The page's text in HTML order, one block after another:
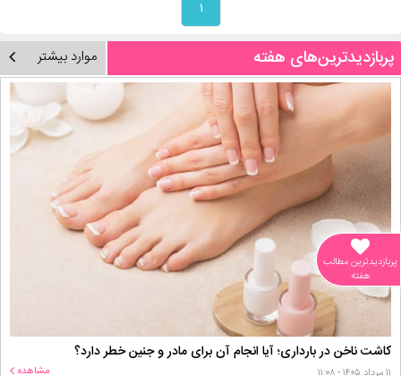
۱
پربازدیدترین‌های هفته موارد بیشتر
کاشت ناخن در بارداری؛ آیا انجام آن برای مادر و جنین خطر دارد؟
مشاهده
پربازدیدترین مطالب
هفته